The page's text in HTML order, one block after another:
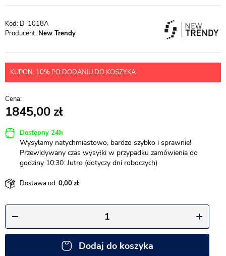
D-1018A
Producent: New Trendy
KUPON: 10% PO DODANIU DO KOSZYKA
1845,00
Dostępny 24h
Wysyłamy natychmiastowo, bardzo szybko i sprawnie!
Przewidywany czas wysyłki w przypadku zamówienia do
godziny 10:30: Jutro (dotyczy dni roboczych)
Dostawa od:0,00
Dodaj do koszyka